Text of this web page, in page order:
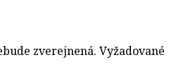
zverejnená. Vyžadované